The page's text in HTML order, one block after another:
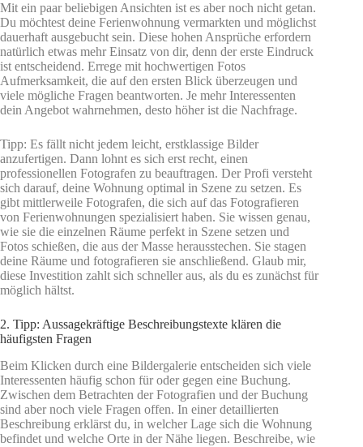
Mit ein paar beliebigen Ansichten ist es aber noch nicht getan.
Du möchtest deine Ferienwohnung vermarkten und möglichst
dauerhaft ausgebucht sein. Diese hohen Ansprüche erfordern
natürlich etwas mehr Einsatz von dir, denn der erste Eindruck
ist entscheidend. Errege mit hochwertigen Fotos
Aufmerksamkeit, die auf den ersten Blick überzeugen und
viele mögliche Fragen beantworten. Je mehr Interessenten
dein Angebot wahrnehmen, desto höher ist die Nachfrage.
Tipp: Es fällt nicht jedem leicht, erstklassige Bilder
anzufertigen. Dann lohnt es sich erst recht, einen
professionellen Fotografen zu beauftragen. Der Profi versteht
sich darauf, deine Wohnung optimal in Szene zu setzen. Es
gibt mittlerweile Fotografen, die sich auf das Fotografieren
von Ferienwohnungen spezialisiert haben. Sie wissen genau,
wie sie die einzelnen Räume perfekt in Szene setzen und
Fotos schießen, die aus der Masse herausstechen. Sie stagen
deine Räume und fotografieren sie anschließend. Glaub mir,
diese Investition zahlt sich schneller aus, als du es zunächst für
möglich hältst.
2. Tipp: Aussagekräftige Beschreibungstexte klären die
häufigsten Fragen
Beim Klicken durch eine Bildergalerie entscheiden sich viele
Interessenten häufig schon für oder gegen eine Buchung.
Zwischen dem Betrachten der Fotografien und der Buchung
sind aber noch viele Fragen offen. In einer detaillierten
Beschreibung erklärst du, in welcher Lage sich die Wohnung
befindet und welche Orte in der Nähe liegen. Beschreibe, wie